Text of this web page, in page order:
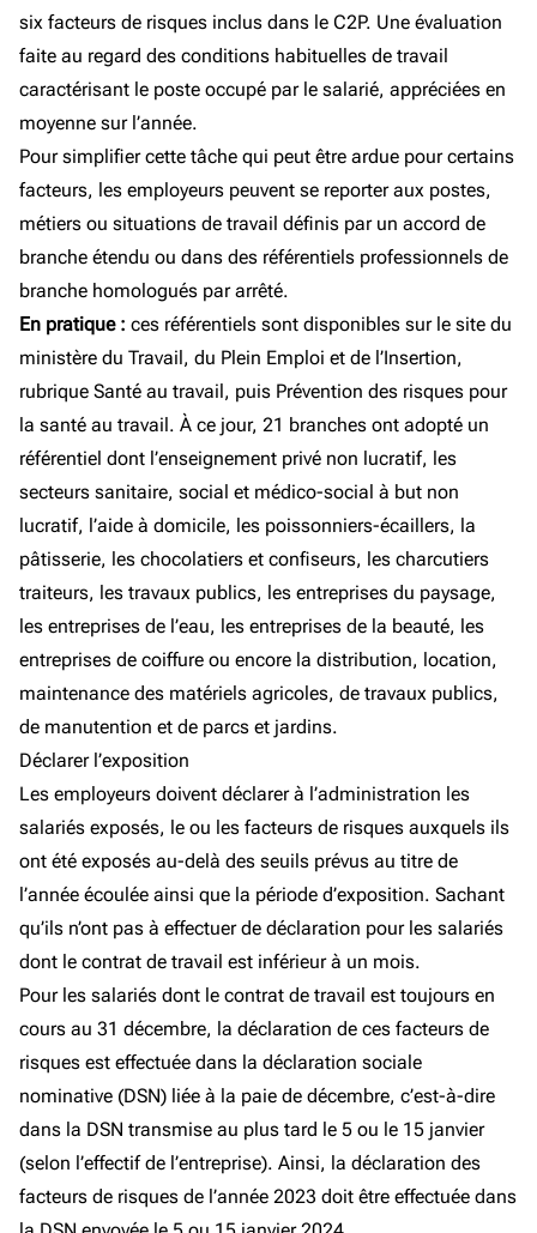
six facteurs de risques inclus dans le C2P. Une évaluation
faite au regard des conditions habituelles de travail
caractérisant le poste occupé par le salarié, appréciées en
moyenne sur l’année.
Pour simplifier cette tâche qui peut être ardue pour certains
facteurs, les employeurs peuvent se reporter aux postes,
métiers ou situations de travail définis par un accord de
branche étendu ou dans des référentiels professionnels de
branche homologués par arrêté.
En pratique : ces référentiels sont disponibles sur le site du
ministère du Travail, du Plein Emploi et de l’Insertion,
rubrique Santé au travail, puis Prévention des risques pour
la santé au travail. À ce jour, 21 branches ont adopté un
référentiel dont l’enseignement privé non lucratif, les
secteurs sanitaire, social et médico-social à but non
lucratif, l’aide à domicile, les poissonniers-écaillers, la
pâtisserie, les chocolatiers et confiseurs, les charcutiers
traiteurs, les travaux publics, les entreprises du paysage,
les entreprises de l’eau, les entreprises de la beauté, les
entreprises de coiffure ou encore la distribution, location,
maintenance des matériels agricoles, de travaux publics,
de manutention et de parcs et jardins.
Déclarer l’exposition
Les employeurs doivent déclarer à l’administration les
salariés exposés, le ou les facteurs de risques auxquels ils
ont été exposés au-delà des seuils prévus au titre de
l’année écoulée ainsi que la période d’exposition. Sachant
qu’ils n’ont pas à effectuer de déclaration pour les salariés
dont le contrat de travail est inférieur à un mois.
Pour les salariés dont le contrat de travail est toujours en
cours au 31 décembre, la déclaration de ces facteurs de
risques est effectuée dans la déclaration sociale
nominative (DSN) liée à la paie de décembre, c’est-à-dire
dans la DSN transmise au plus tard le 5 ou le 15 janvier
(selon l’effectif de l’entreprise). Ainsi, la déclaration des
facteurs de risques de l’année 2023 doit être effectuée dans